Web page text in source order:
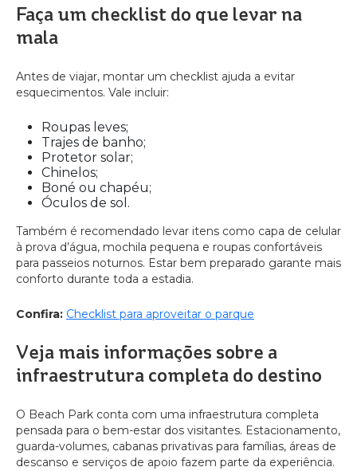
Faça um checklist do que levar na
mala
Antes de viajar, montar um checklist ajuda a evitar
esquecimentos. Vale incluir:
Roupas leves;
Trajes de banho;
Protetor solar;
Chinelos;
Boné ou chapéu;
Óculos de sol.
Também é recomendado levar itens como capa de celular
à prova d’água, mochila pequena e roupas confortáveis
para passeios noturnos. Estar bem preparado garante mais
conforto durante toda a estadia.
Confira: Checklist para aproveitar o parque
Veja mais informações sobre a
infraestrutura completa do destino
O Beach Park conta com uma infraestrutura completa
pensada para o bem-estar dos visitantes. Estacionamento,
guarda-volumes, cabanas privativas para famílias, áreas de
descanso e serviços de apoio fazem parte da experiência.